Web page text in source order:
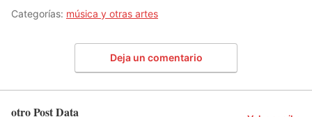
Categorías: música y otras artes
Deja un comentario
otro Post Data